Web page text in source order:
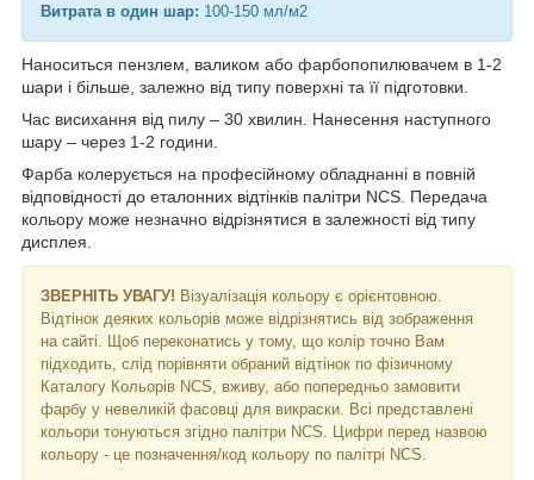
Витрата в один шар: 100-150 мл/м2
Наноситься пензлем, валиком або фарбопопилювачем в 1-2
шари і більше, залежно від типу поверхні та її підготовки.
Час висихання від пилу – 30 хвилин. Нанесення наступного
шару – через 1-2 години.
Фарба колерується на професійному обладнанні в повній
відповідності до еталонних відтінків палітри NCS. Передача
кольору може незначно відрізнятися в залежності від типу
дисплея.
ЗВЕРНІТЬ УВАГУ! Візуалізація кольору є орієнтовною.
Відтінок деяких кольорів може відрізнятись від зображення
на сайті. Щоб переконатись у тому, що колір точно Вам
підходить, слід порівняти обраний відтінок по фізичному
Каталогу Кольорів NCS, вживу, або попередньо замовити
фарбу у невеликій фасовці для викраски. Всі представлені
кольори тонуються згідно палітри NCS. Цифри перед назвою
кольору - це позначення/код кольору по палітрі NCS.